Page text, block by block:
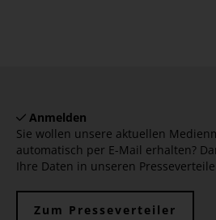
Anmelden
Sie wollen unsere aktuellen
automatisch per E-Mail erhalten?
Ihre Daten in unseren
Zum Presseverteiler